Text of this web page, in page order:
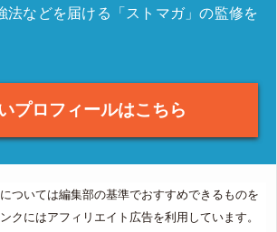
法などを届ける「ストマガ」の監修を
プロフィールはこちら
ついては編集部の基準でおすすめできるものを
クにはアフィリエイト広告を利用しています。